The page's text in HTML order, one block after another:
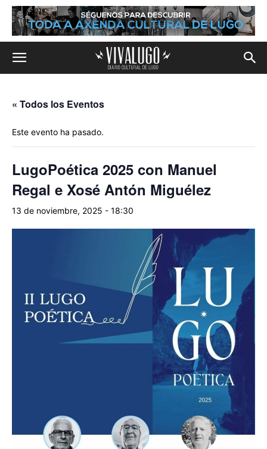
« Todos los Eventos
Este evento ha pasado.
LugoPoética 2025 con Manuel
Regal e Xosé Antón Miguélez
13 de noviembre, 2025 - 18:30